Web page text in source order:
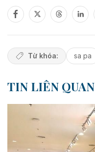
Từ khóa: sa pa
TIN LIÊN QUAN